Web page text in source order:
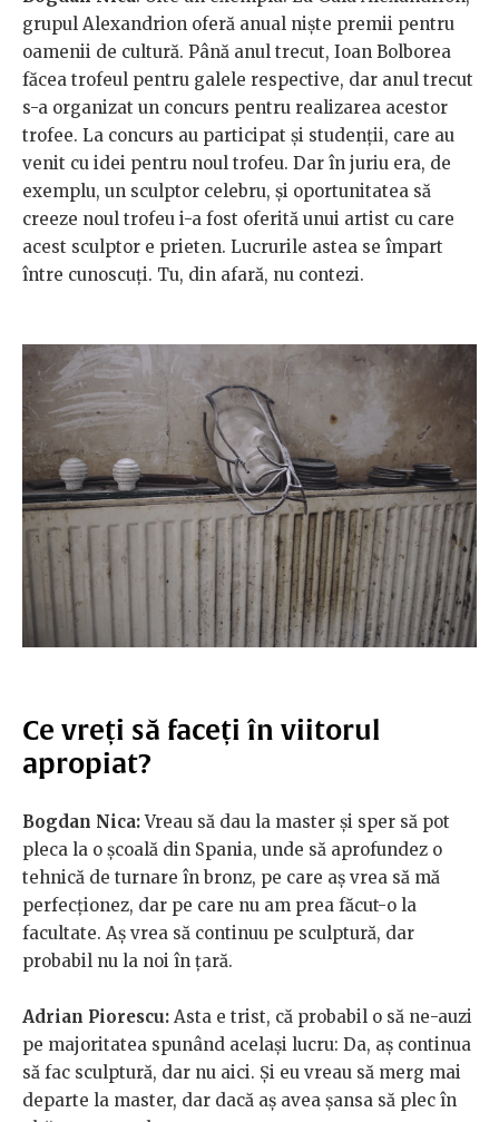
grupul Alexandrion oferă anual niște premii pentru
oamenii de cultură. Până anul trecut, Ioan Bolborea
făcea trofeul pentru galele respective, dar anul trecut
s-a organizat un concurs pentru realizarea acestor
trofee. La concurs au participat și studenții, care au
venit cu idei pentru noul trofeu. Dar în juriu era, de
exemplu, un sculptor celebru, și oportunitatea să
creeze noul trofeu i-a fost oferită unui artist cu care
acest sculptor e prieten. Lucrurile astea se împart
între cunoscuți. Tu, din afară, nu contezi.
Ce vreți să faceți în viitorul
apropiat?
Bogdan Nica:Vreau să dau la master și sper să pot
pleca la o școală din Spania, unde să aprofundez o
tehnică de turnare în bronz, pe care aș vrea să mă
perfecționez, dar pe care nu am prea făcut-o la
facultate. Aș vrea să continuu pe sculptură, dar
probabil nu la noi în țară.
Adrian Piorescu: Asta e trist, că probabil o să ne-auzi
pe majoritatea spunând același lucru: Da, aș continua
să fac sculptură, dar nu aici. Și eu vreau să merg mai
departe la master, dar dacă aș avea șansa să plec în